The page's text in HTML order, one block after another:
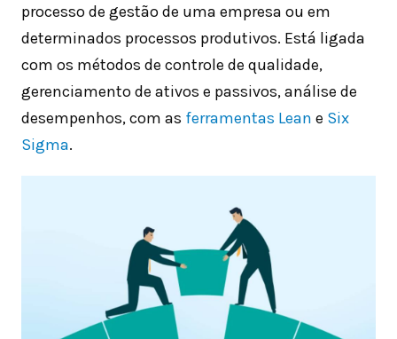
processo de gestão de uma empresa ou em
determinados processos produtivos. Está ligada
com os métodos de controle de qualidade,
gerenciamento de ativos e passivos, análise de
desempenhos, com as ferramentas Lean e Six
Sigma.